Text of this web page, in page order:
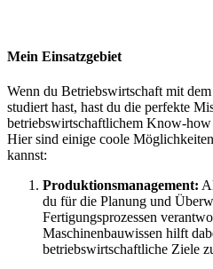
Mein Einsatzgebiet
Wenn du Betriebswirtschaft mit
studiert hast, hast du die perfekte
betriebswirtschaftlichem Know-how
Hier sind einige coole
kannst:
Produktionsmanagement:
du für die Planung und
Fertigungsprozessen
Maschinenbauwissen hilft
betriebswirtschaftliche Ziele